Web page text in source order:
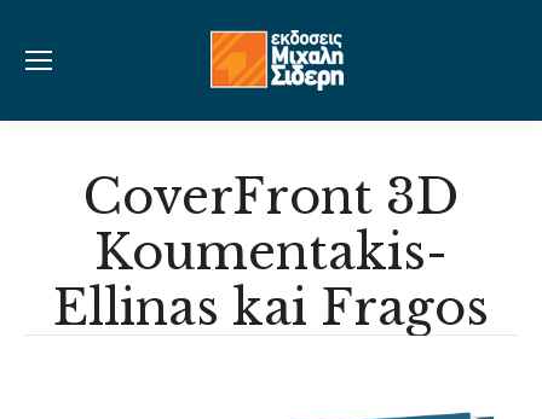
CoverFront 3D
Koumentakis-
Ellinas kai Fragos